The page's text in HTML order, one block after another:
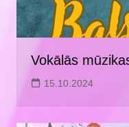
Vokālās
15.10.2024